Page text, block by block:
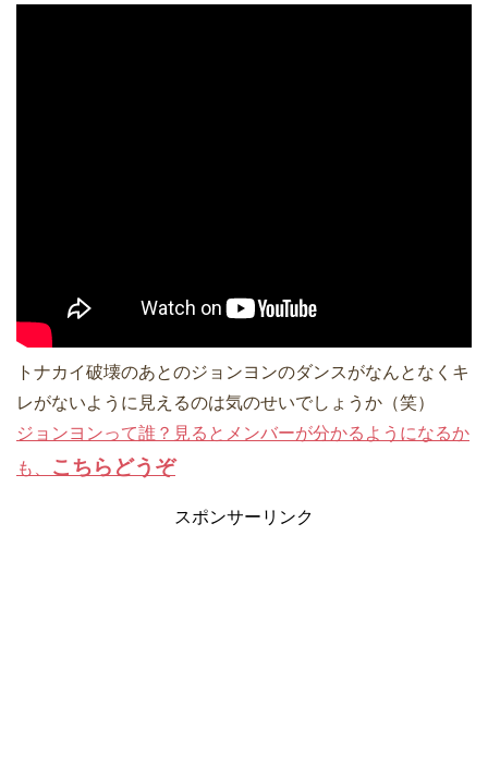
トナカイ破壊のあとのジョンヨンのダンスがなんとなくキ
レがないように見えるのは気のせいでしょうか（笑）
ジョンヨンって誰？見るとメンバーが分かるようになるか
も、
こちらどうぞ
スポンサーリンク